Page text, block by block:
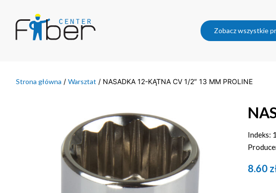
Zobacz wszystkie
Strona główna / Warsztat / NASADKA 12-KĄTNA CV 1/2″ 13 MM PROLINE
Indeks:
8.60